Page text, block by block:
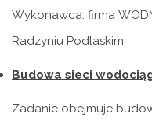
Wykonawca: firma
Radzyniu Podlaskim
Budowa sieci
Zadanie obejmuje